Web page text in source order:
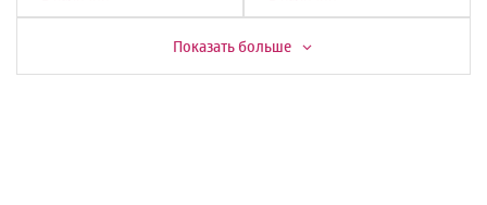
Скидка - 7%
Показать больше